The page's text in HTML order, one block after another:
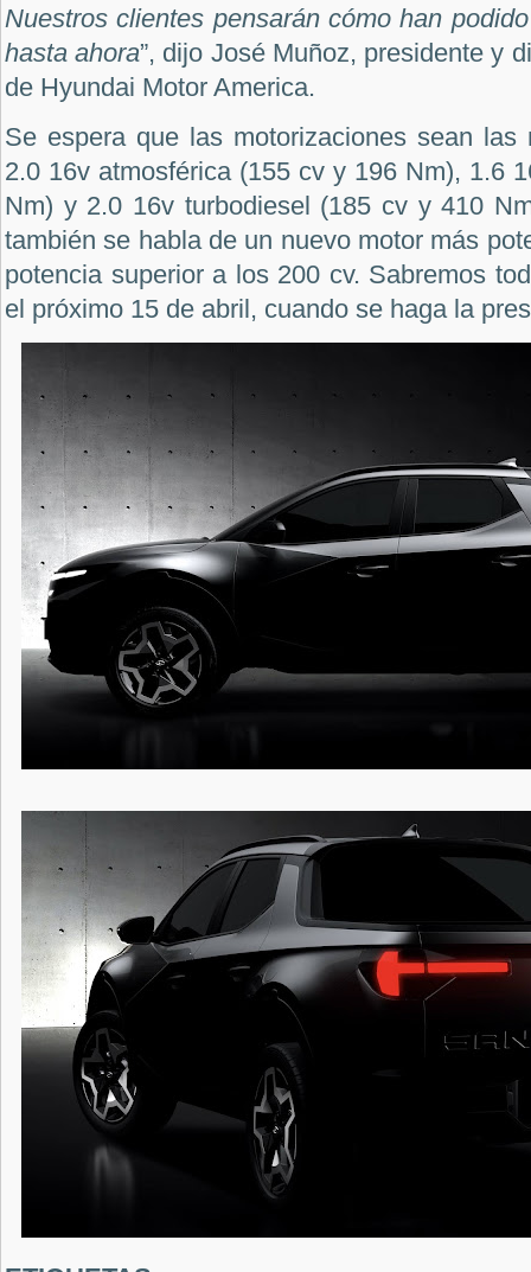
Nuestros clientes pensarán cómo han
hasta ahora”, dijo José Muñoz, presidente y
de Hyundai Motor America.
Se espera que las motorizaciones sean las
2.0 16v atmosférica (155 cv y 196 Nm), 1.6
Nm) y 2.0 16v turbodiesel (185 cv y 410
también se habla de un nuevo motor más
potencia superior a los 200 cv. Sabremos
el próximo 15 de abril, cuando se haga la